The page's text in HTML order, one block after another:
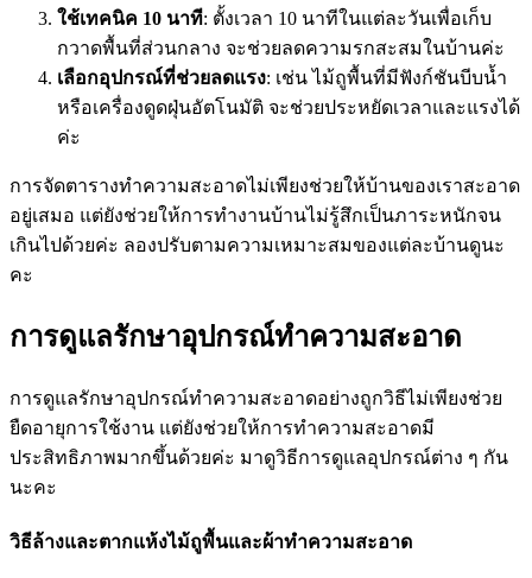
ใช้เทคนิค 10 นาที: ตั้งเวลา 10 นาทีในแต่ละวันเพื่อเก็บ
กวาดพื้นที่ส่วนกลาง จะช่วยลดความรกสะสมในบ้านค่ะ
เลือกอุปกรณ์ที่ช่วยลดแรง: เช่น ไม้ถูพื้นที่มีฟังก์ชันบีบน้ำ
หรือเครื่องดูดฝุ่นอัตโนมัติ จะช่วยประหยัดเวลาและแรงได้
ค่ะ
การจัดตารางทำความสะอาดไม่เพียงช่วยให้บ้านของเราสะอาด
อยู่เสมอ แต่ยังช่วยให้การทำงานบ้านไม่รู้สึกเป็นภาระหนักจน
เกินไปด้วยค่ะ ลองปรับตามความเหมาะสมของแต่ละบ้านดูนะ
คะ
การดูแลรักษาอุปกรณ์ทำความสะอาด
การดูแลรักษาอุปกรณ์ทำความสะอาดอย่างถูกวิธีไม่เพียงช่วย
ยืดอายุการใช้งาน แต่ยังช่วยให้การทำความสะอาดมี
ประสิทธิภาพมากขึ้นด้วยค่ะ มาดูวิธีการดูแลอุปกรณ์ต่าง ๆ กัน
นะคะ
วิธีล้างและตากแห้งไม้ถูพื้นและผ้าทำความสะอาด